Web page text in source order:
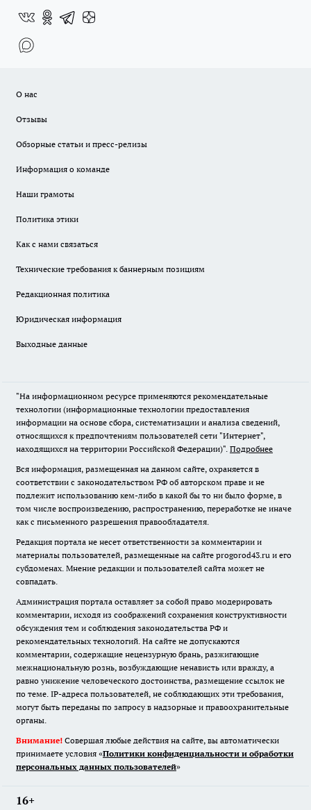
О нас
Отзывы
Обзорные статьи и пресс-релизы
Информация о команде
Наши грамоты
Политика этики
Как с нами связаться
Технические требования к баннерным позициям
Редакционная политика
Юридическая информация
Выходные данные
"На информационном ресурсе применяются рекомендательные
технологии (информационные технологии предоставления
информации на основе сбора, систематизации и анализа сведений,
относящихся к предпочтениям пользователей сети "Интернет",
находящихся на территории Российской Федерации)". Подробнее
Вся информация, размещенная на данном сайте, охраняется в
соответствии с законодательством РФ об авторском праве и не
подлежит использованию кем-либо в какой бы то ни было форме, в
том числе воспроизведению, распространению, переработке не иначе
как с письменного разрешения правообладателя.
Редакция портала не несет ответственности за комментарии и
материалы пользователей, размещенные на сайте progorod43.ru и его
субдоменах. Мнение редакции и пользователей сайта может не
совпадать.
Администрация портала оставляет за собой право модерировать
комментарии, исходя из соображений сохранения конструктивности
обсуждения тем и соблюдения законодательства РФ и
рекомендательных технологий. На сайте не допускаются
комментарии, содержащие нецензурную брань, разжигающие
межнациональную рознь, возбуждающие ненависть или вражду, а
равно унижение человеческого достоинства, размещение ссылок не
по теме. IP-адреса пользователей, не соблюдающих эти требования,
могут быть переданы по запросу в надзорные и правоохранительные
органы.
Внимание! Совершая любые действия на сайте, вы автоматически
принимаете условия «Политики конфиденциальности и обработки
персональных данных пользователей»
16+